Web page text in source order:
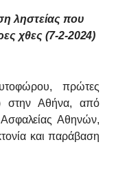
ληστείας που
χθες (7-2-2024)
πρώτες
στην Αθήνα, από
Αθηνών,
και παράβαση